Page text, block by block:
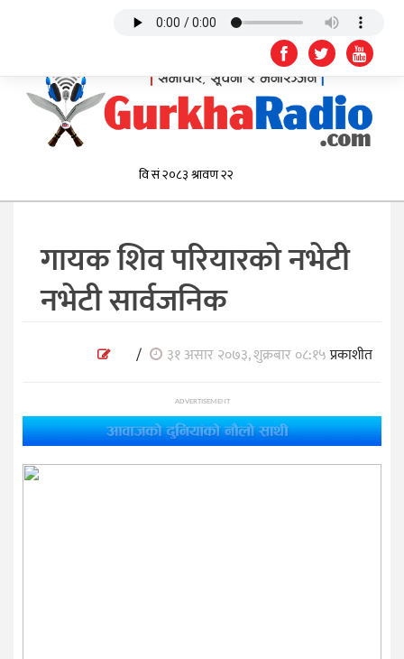
गायक शिव परियारको नभेटी
नभेटी सार्वजनिक
/ ३१ असार २०७३, शुक्रबार ०८:१५प्रकाशीत
ADVERTISEMENT